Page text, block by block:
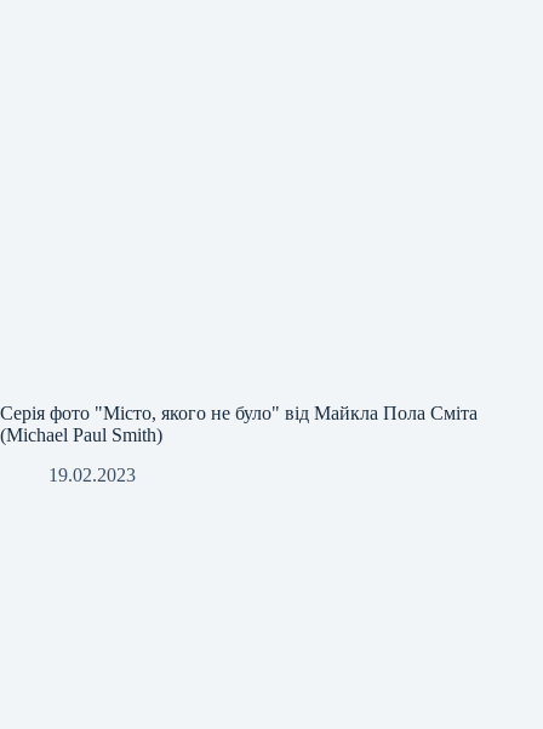
Серія фото "Місто, якого не було" від Майкла Пола Сміта
(Michael Paul Smith)
19.02.2023